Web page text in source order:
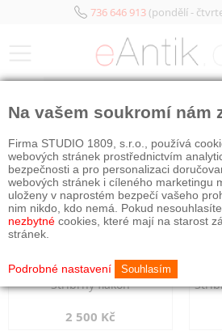
736 646 913(pondělí -
Stříbrný flakon
2 500 Kč
Na vašem soukromí nám
Firma STUDIO 1809, s.r.o., používá
webových stránek prostřednictvím
bezpečnosti a pro personalizaci
webových stránek i cíleného marketingu
uloženy v naprostém bezpečí vašeho
nim nikdo, kdo nemá. Pokud
nezbytné cookies, které mají na starost
stránek.
Podrobné nastavení Souhlasím